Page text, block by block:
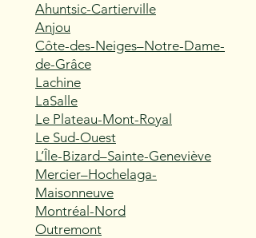
Ahuntsic-Cartierville
Anjou
Côte-des-Neiges–Notre-Dame-
de-Grâce
Lachine
LaSalle
Le Plateau-Mont-Royal
Le Sud-Ouest
L’Île-Bizard–Sainte-Geneviève
Mercier–Hochelaga-
Maisonneuve
Montréal-Nord
Outremont